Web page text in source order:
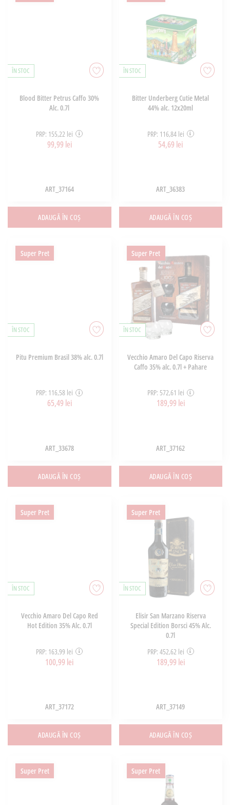
ÎN STOC
Blood Bitter Petrus Caffo 30%
Alc. 0.7l
PRP: 155,22 lei
99,99 lei
ART_37164
ADAUGĂ ÎN COȘ
ÎN STOC
Bitter Underberg Cutie Metal
44% alc. 12x20ml
PRP: 116,84 lei
54,69 lei
ART_36383
ADAUGĂ ÎN COȘ
Super Pret
ÎN STOC
Pitu Premium Brasil 38% alc. 0.7l
PRP: 116,58 lei
65,49 lei
ART_33678
ADAUGĂ ÎN COȘ
Super Pret
ÎN STOC
Vecchio Amaro Del Capo Riserva
Caffo 35% alc. 0.7l + Pahare
PRP: 572,61 lei
189,99 lei
ART_37162
ADAUGĂ ÎN COȘ
Super Pret
ÎN STOC
Vecchio Amaro Del Capo Red
Hot Edition 35% Alc. 0.7l
PRP: 163,99 lei
100,99 lei
ART_37172
ADAUGĂ ÎN COȘ
Super Pret
ÎN STOC
Elisir San Marzano Riserva
Special Edition Borsci 45% Alc.
0.7l
PRP: 452,62 lei
189,99 lei
ART_37149
ADAUGĂ ÎN COȘ
Super Pret Super Pret